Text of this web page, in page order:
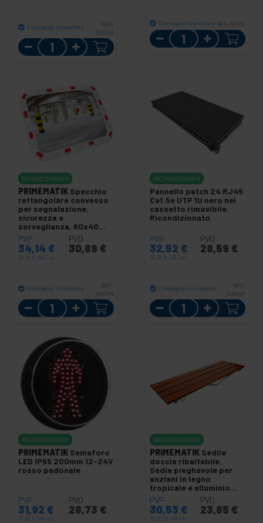
Consegna immediata
REF:
S0743
Quantità
Consegna immediata REF: S1115
Quantità
RICONDIZIONATO
PRIMEMATIK Specchio
rettangolare convesso
per segnalazione,
sicurezza e
sorveglianza, 60x40
cm, ricondizionato
PVP
34,14 €
34,14 € IVA inc.
PVD
30,89 €
Consegna immediata
REF:
SA01M
Quantità
RICONDIZIONATO
Pannello patch 24 RJ45
Cat.5e UTP 1U nero nel
cassetto rimovibile.
Ricondizionato
PVP
32,52 €
32,52 € IVA inc.
PVD
28,59 €
Consegna immediata
REF:
SA04F
Quantità
RICONDIZIONATO
PRIMEMATIK Semaforo
LED IP65 200mm 12-24V
rosso pedonale
PVP
31,92 €
31,92 € IVA inc.
PVD
28,73 €
RICONDIZIONATO
PRIMEMATIK Sedile
doccia ribaltabile.
Sedia pieghevole per
anziani in legno
tropicale e alluminio
900x338mm
PVP
30,53 €
30,53 € IVA inc.
PVD
23,85 €